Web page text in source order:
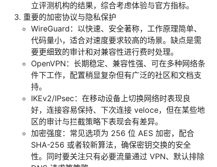
立评测机构的结果，综合考虑体验与官方指标。
重要的加密协议与隐私保护
WireGuard：以快速、安全著称，工作原理简单、
代码量小，适合对速度要求较高的场景。缺点是需
要更细致的审计和对兼容性进行费时处理。
OpenVPN：长期稳定、兼容性强、可在多种网络条
件下工作，配置稍显复杂但有广泛的社区和文档支
持。
IKEv2/IPsec：在移动设备上切换网络时表现良
好，连接容易保持、下次连接 veloce，但在某些地
区的审计与拦截策略下表现会有差异。
加密强度：常见选项为 256 位 AES 加密，配合
SHA-256 或者较新算法，确保密钥交换的安全
性。同时要关注只有必要流量通过 VPN、默认排除